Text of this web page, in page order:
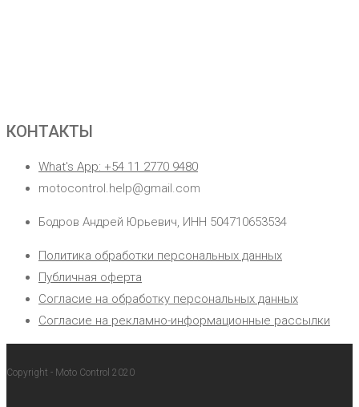
КОНТАКТЫ
What's App: +54 11 2770 9480
motocontrol.help@gmail.com
Бодров Андрей Юрьевич, ИНН 504710653534
Политика обработки персональных данных
Публичная оферта
Согласие на обработку персональных данных
Согласие на рекламно-информационные рассылки
Copyright - Moto Control 2020